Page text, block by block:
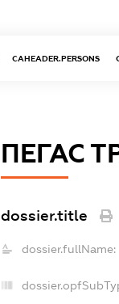
CAHEADER.PERSONS
ПЕГАС
dossier.title
dossier.fullName: